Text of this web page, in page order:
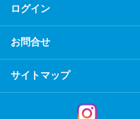
ログイン
お問合せ
サイトマップ